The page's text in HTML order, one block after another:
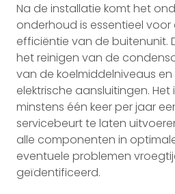
Na de installatie komt het
onderhoud is essentieel voor
efficiëntie van de buitenunit.
het reinigen van de
van de koelmiddelniveaus
elektrische aansluitingen.
minstens één keer per jaar
servicebeurt te laten
alle componenten in
eventuele problemen
geïdentificeerd.